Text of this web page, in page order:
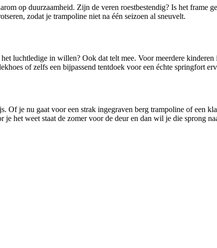
op duurzaamheid. Zijn de veren roestbestendig? Is het frame
zodat je trampoline niet na één seizoen al sneuvelt.
luchtledige in willen? Ook dat telt mee. Voor meerdere kinderen
of zelfs een bijpassend tentdoek voor een échte springfort
Of je nu gaat voor een strak ingegraven berg trampoline of een
het weet staat de zomer voor de deur en dan wil je die sprong